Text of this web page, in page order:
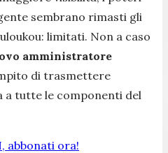
sembrano rimasti gli
limitati. Non a caso
amministratore
di trasmettere
a tutte le componenti del
abbonati ora!